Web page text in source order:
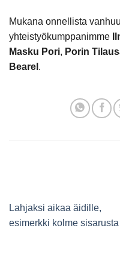
Mukana onnellista
yhteistyökumppanimme
Masku Pori, Porin
Bearel .
Lahjaksi aikaa äidille,
esimerkki kolme